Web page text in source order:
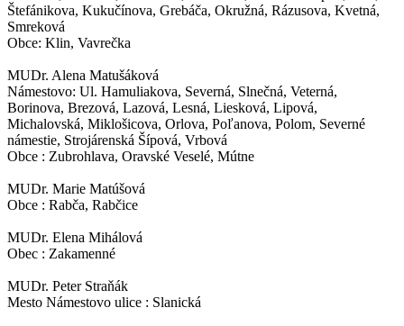
Štefánikova, Kukučínova, Grebáča, Okružná, Rázusova, Kvetná,
Smreková
Obce: Klin, Vavrečka
MUDr. Alena Matušáková
Námestovo: Ul. Hamuliakova, Severná, Slnečná, Veterná,
Borinova, Brezová, Lazová, Lesná, Liesková, Lipová,
Michalovská, Miklošicova, Orlova, Poľanova, Polom, Severné
námestie, Strojárenská Šípová, Vrbová
Obce : Zubrohlava, Oravské Veselé, Mútne
MUDr. Marie Matúšová
Obce : Rabča, Rabčice
MUDr. Elena Mihálová
Obec : Zakamenné
MUDr. Peter Straňák
Mesto Námestovo ulice : Slanická